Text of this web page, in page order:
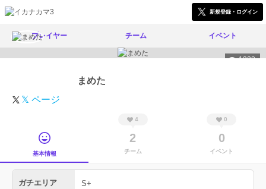
新規登録・ログイン
プレイヤー チーム イベント
1323
まめた
𝕏 ページ
基本情報
4
2
チーム
0
0
イベント
ガチエリア S+